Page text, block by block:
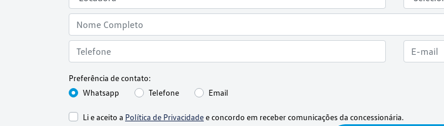
Preferência de contato:
Whatsapp
Telefone Email
Li e aceito a Política de Privacidadee concordo em receber comunicações da concessionária.